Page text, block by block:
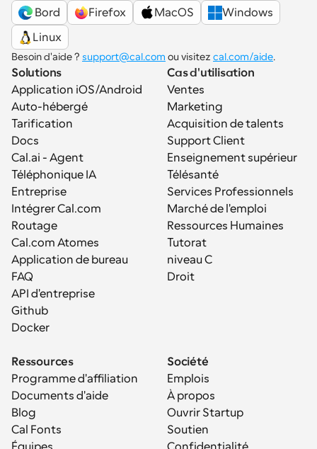
Bord
Firefox MacOS
Windows
Linux
Besoin d'aide ? support@cal.com ou visitez cal.com/aide.
Solutions
Application iOS/Android
Auto-hébergé
Tarification
Docs
Cal.ai - Agent
Téléphonique IA
Entreprise
Intégrer Cal.com
Routage
Cal.com Atomes
Application de bureau
FAQ
API d'entreprise
Github
Docker
Cas d'utilisation
Ventes
Marketing
Acquisition de talents
Support Client
Enseignement supérieur
Télésanté
Services Professionnels
Marché de l'emploi
Ressources Humaines
Tutorat
niveau C
Droit
Ressources
Programme d'affiliation
Documents d'aide
Blog
Cal Fonts
Société
Emplois
À propos
Ouvrir Startup
Soutien